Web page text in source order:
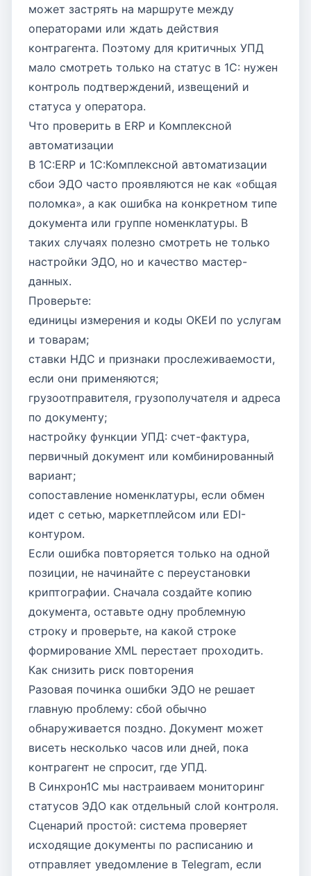
может застрять на маршруте между
операторами или ждать действия
контрагента. Поэтому для критичных УПД
мало смотреть только на статус в 1С: нужен
контроль подтверждений, извещений и
статуса у оператора.
Что проверить в ERP и Комплексной
автоматизации
В 1С:ERP и 1С:Комплексной автоматизации
сбои ЭДО часто проявляются не как «общая
поломка», а как ошибка на конкретном типе
документа или группе номенклатуры. В
таких случаях полезно смотреть не только
настройки ЭДО, но и качество мастер-
данных.
Проверьте:
единицы измерения и коды ОКЕИ по услугам
и товарам;
ставки НДС и признаки прослеживаемости,
если они применяются;
грузоотправителя, грузополучателя и адреса
по документу;
настройку функции УПД: счет-фактура,
первичный документ или комбинированный
вариант;
сопоставление номенклатуры, если обмен
идет с сетью, маркетплейсом или EDI-
контуром.
Если ошибка повторяется только на одной
позиции, не начинайте с переустановки
криптографии. Сначала создайте копию
документа, оставьте одну проблемную
строку и проверьте, на какой строке
формирование XML перестает проходить.
Как снизить риск повторения
Разовая починка ошибки ЭДО не решает
главную проблему: сбой обычно
обнаруживается поздно. Документ может
висеть несколько часов или дней, пока
контрагент не спросит, где УПД.
В Синхрон1С мы настраиваем мониторинг
статусов ЭДО как отдельный слой контроля.
Сценарий простой: система проверяет
исходящие документы по расписанию и
отправляет уведомление в Telegram, если